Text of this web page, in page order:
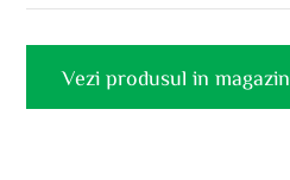
Vezi produsul in magazin